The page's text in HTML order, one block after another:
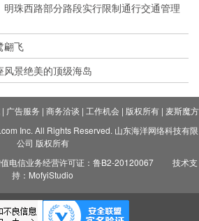
珠西路部分路段实行限制通行交通管理
翩飞
景绝美的顶级海岛
| 广告服务 | 商务洽谈 | 工作机会| 版权所有| 麦斯魔方
Inc. All Rights Reserved. 山东海洋网络科技有限
公司 版权所有
电信业务经营许可证：鲁B2-20120067
技术支
持：MofyiStudio